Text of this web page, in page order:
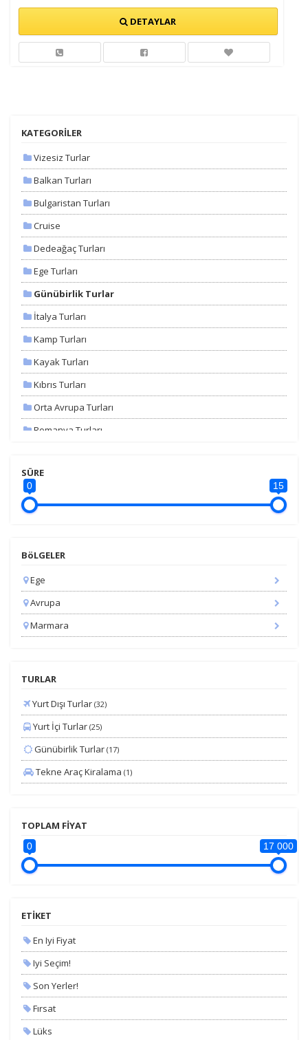
DETAYLAR
KATEGORİLER
Vizesiz Turlar
Balkan Turları
Bulgaristan Turları
Cruise
Dedeağaç Turları
Ege Turları
Günübirlik Turlar
İtalya Turları
Kamp Turları
Kayak Turları
Kıbrıs Turları
Orta Avrupa Turları
Romanya Turları
Yunanistan Turları
Yurt İçi Turlar
SÜRE
0 15
BöLGELER
Ege
Avrupa
Marmara
TURLAR
Yurt Dışı Turlar (32)
Yurt İçi Turlar (25)
Günübirlik Turlar (17)
Tekne Araç Kiralama (1)
TOPLAM FİYAT
0 17 000
ETİKET
En Iyi Fiyat
Iyi Seçim!
Son Yerler!
Fırsat
Lüks